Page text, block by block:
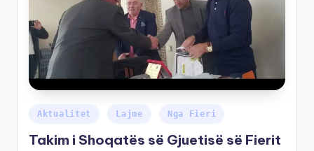
Aktualitet Lajme Nga Fieri
Takim i Shoqatës së Gjuetisë së Fierit